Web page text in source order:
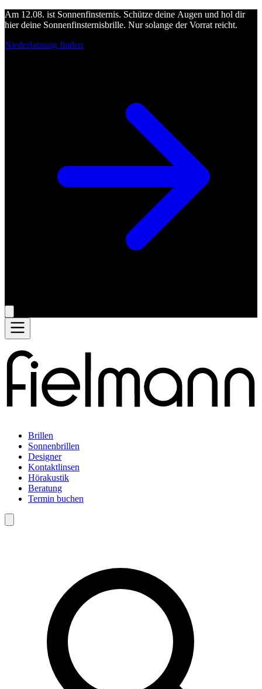
Am 12.08. ist Sonnenfinsternis. Schütze deine Augen und hol dir
hier deine Sonnenfinsternisbrille. Nur solange der Vorrat reicht.
Niederlassung finden
Brillen
Sonnenbrillen
Designer
Kontaktlinsen
Hörakustik
Beratung
Termin buchen